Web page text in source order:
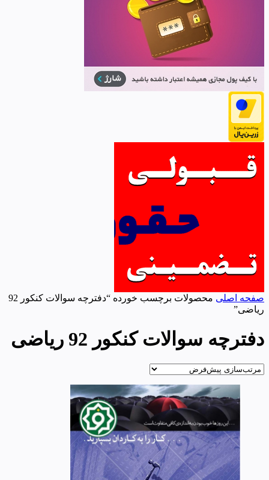
صفحه اصلی
محصولات برچسب خورده “دفترچه سوالات کنکور 92
ریاضی”
دفترچه سوالات کنکور 92 ریاضی